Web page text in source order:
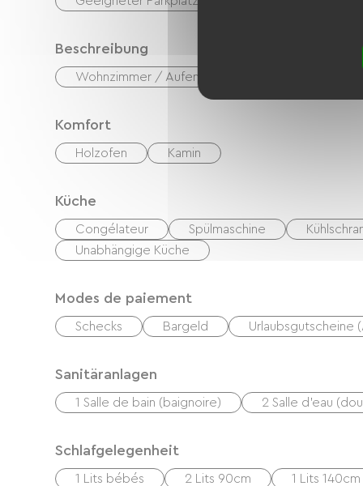
Beschreibung
Wohnzimmer / Aufenthaltsraum
Komfort
Holzofen Kamin
Küche
Congélateur Spülmaschine
Unabhängige Küche
Modes de paiement
Schecks Bargeld Urlaubsgutscheine
Sanitäranlagen
1 Salle de bain (baignoire) 2 Salle d'eau
Schlafgelegenheit
1 Lits bébés 2 Lits 90cm 1 Lits 140cm